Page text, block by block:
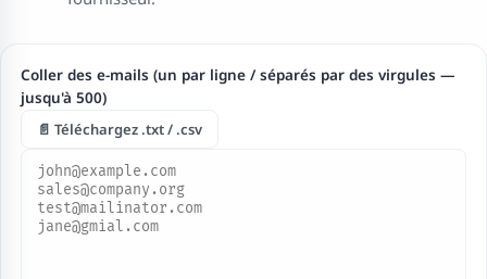
Coller des e-mails (un par ligne / séparés par des virgules —
jusqu'à 500)
📄 Téléchargez .txt / .csv